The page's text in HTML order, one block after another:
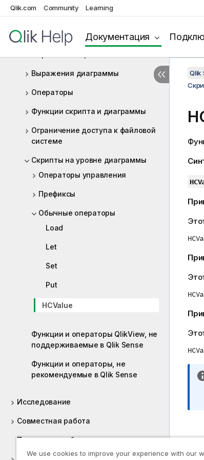
Qlik.com Community Learning
Документация
скрипта
редакторе загрузки данных
Выражения диаграммы
Операторы
Функции скрипта и диаграммы
Ограничение доступа к файловой
системе
Скрипты на уровне диаграммы
Операторы управления
Префиксы
Обычные операторы
Load
Let
Set
Put
HCValue
Функции и операторы QlikView, не
поддерживаемые в Qlik Sense
Функции и операторы, не
рекомендуемые в Qlik Sense
Исследование
Совместная работа
Помощь разработчикам
Qlik
We use cookies to improve your experience with our